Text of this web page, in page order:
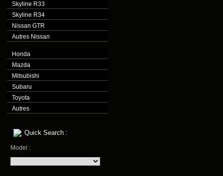
Skyline R33
Skyline R34
Nissan GTR
Autres Nissan
Honda
Mazda
Mitsubishi
Subaru
Toyota
Autres
Quick Search :
Model :